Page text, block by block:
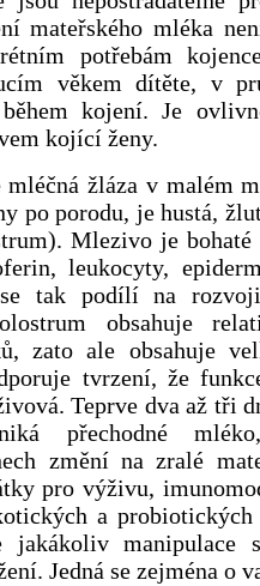
mateřského mléka
potřebám
věkem dítěte, v
kojení. Je
kojící ženy.
žláza v malém
po porodu, je hustá,
Mlezivo je
leukocyty,
tak podílí na
obsahuje
zato ale obsahuje
tvrzení, že
Teprve dva až tři
přechodné
změní na zralé
pro výživu,
a probiotických
manipulace
Jedná se zejména o